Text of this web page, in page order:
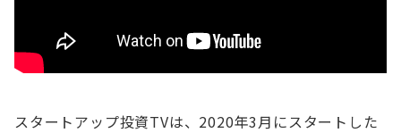
スタートアップ投資TVは、2020年3月にスタートした